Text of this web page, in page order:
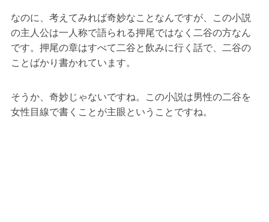
なのに、考えてみれば奇妙なことなんですが、この小説
の主人公は一人称で語られる押尾ではなく二谷の方なん
です。押尾の章はすべて二谷と飲みに行く話で、二谷の
ことばかり書かれています。
そうか、奇妙じゃないですね。この小説は男性の二谷を
女性目線で書くことが主眼ということですね。